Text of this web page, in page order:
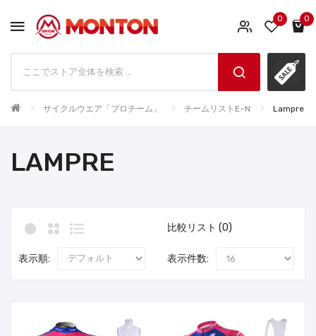
0 0
サイクルウエア「プロチーム」 チームリストE~N Lampre
LAMPRE
比較リスト (0)
表示順: 表示件数: